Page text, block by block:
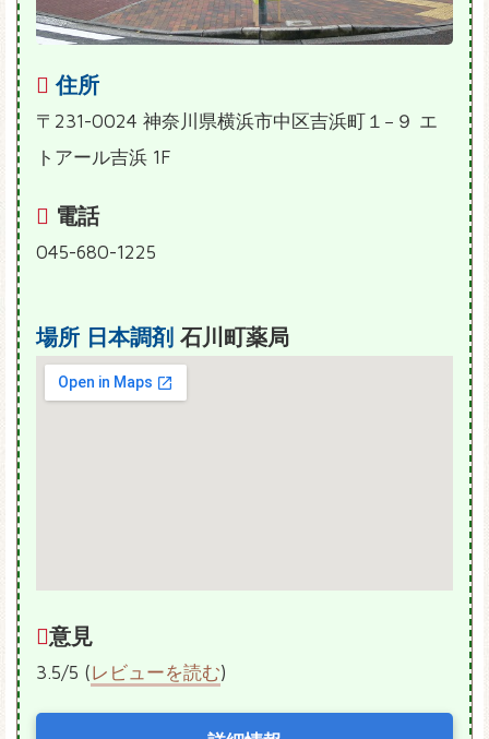
住所
〒231-0024 神奈川県横浜市中区吉浜町１−９ エ
トアール吉浜 1F
電話
045-680-1225
場所 日本調剤 石川町薬局
意見
3.5/5 (レビューを読む)